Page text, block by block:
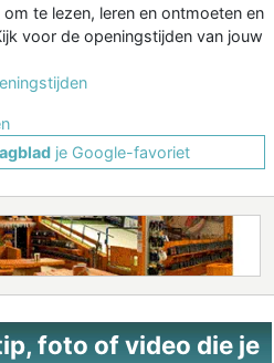
te lezen, leren en ontmoeten en
voor de openingstijden van jouw
je Google-favoriet
foto of video die je